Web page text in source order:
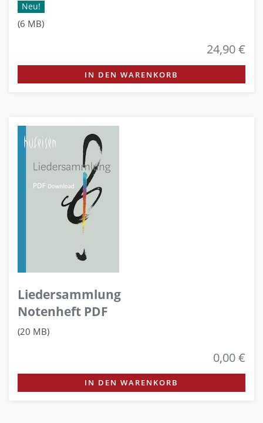
Neu!
(6 MB)
24,90 €
IN DEN WARENKORB
Liedersammlung
Notenheft PDF
(20 MB)
0,00 €
IN DEN WARENKORB